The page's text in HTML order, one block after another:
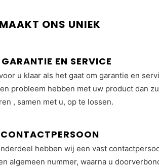
ONS UNIEK
EN SERVICE
u klaar als het gaat om garantie en
probleem hebben met uw product dan
, samen met u, op te lossen.
hebben wij een vast
algemeen nummer, waarna u